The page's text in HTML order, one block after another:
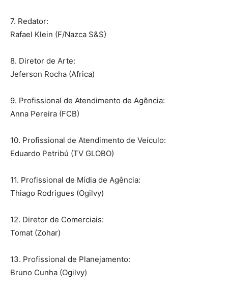
7. Redator:
Rafael Klein (F/Nazca S&S)
8. Diretor de Arte:
Jeferson Rocha (Africa)
9. Profissional de Atendimento de Agência:
Anna Pereira (FCB)
10. Profissional de Atendimento de Veículo:
Eduardo Petribú (TV GLOBO)
11. Profissional de Mídia de Agência:
Thiago Rodrigues (Ogilvy)
12. Diretor de Comerciais:
Tomat (Zohar)
13. Profissional de Planejamento:
Bruno Cunha (Ogilvy)